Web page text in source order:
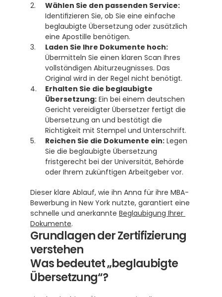
Wählen Sie den passenden Service:
Identifizieren Sie, ob Sie eine einfache
beglaubigte Übersetzung oder zusätzlich
eine Apostille benötigen.
Laden Sie Ihre Dokumente hoch:
Übermitteln Sie einen klaren Scan Ihres
vollständigen Abiturzeugnisses. Das
Original wird in der Regel nicht benötigt.
Erhalten Sie die beglaubigte
Übersetzung: Ein bei einem deutschen
Gericht vereidigter Übersetzer fertigt die
Übersetzung an und bestätigt die
Richtigkeit mit Stempel und Unterschrift.
Reichen Sie die Dokumente ein: Legen
Sie die beglaubigte Übersetzung
fristgerecht bei der Universität, Behörde
oder Ihrem zukünftigen Arbeitgeber vor.
Dieser klare Ablauf, wie ihn Anna für ihre MBA-
Bewerbung in New York nutzte, garantiert eine
schnelle und anerkannte Beglaubigung Ihrer
Dokumente.
Grundlagen der Zertifizierung
verstehen
Was bedeutet „beglaubigte
Übersetzung“?